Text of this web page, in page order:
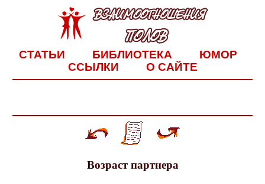
СТАТЬИ БИБЛИОТЕКА
ЮМОР
ССЫЛКИ
О САЙТЕ
Возраст партнера